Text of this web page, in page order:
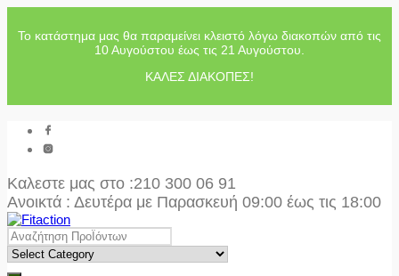
Το κατάστημα μας θα παραμείνει κλειστό λόγω διακοπών από τις
10 Αυγούστου έως τις 21 Αυγούστου.
ΚΑΛΕΣ ΔΙΑΚΟΠΕΣ!
Καλεστε μας στο :210 300 06 91
Ανοικτά : Δευτέρα με Παρασκευή 09:00 έως τις 18:00